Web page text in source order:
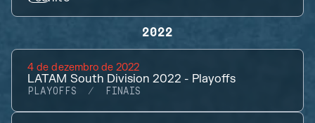
2022
4 de dezembro de 2022
LATAM South Division 2022 - Playoffs
PLAYOFFS FINAIS